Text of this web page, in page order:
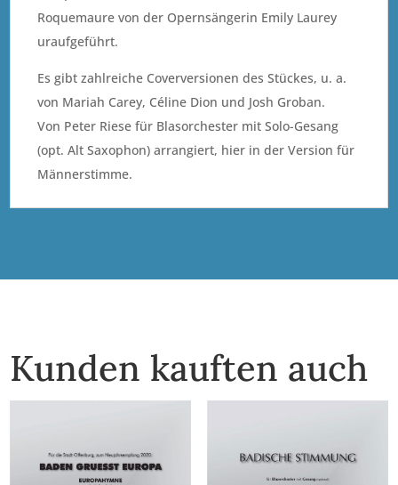
Roquemaure von der Opernsängerin Emily Laurey
uraufgeführt.
Es gibt zahlreiche Coverversionen des Stückes, u. a.
von Mariah Carey, Céline Dion und Josh Groban.
Von Peter Riese für Blasorchester mit Solo-Gesang
(opt. Alt Saxophon) arrangiert, hier in der Version für
Männerstimme.
Kunden kauften auch